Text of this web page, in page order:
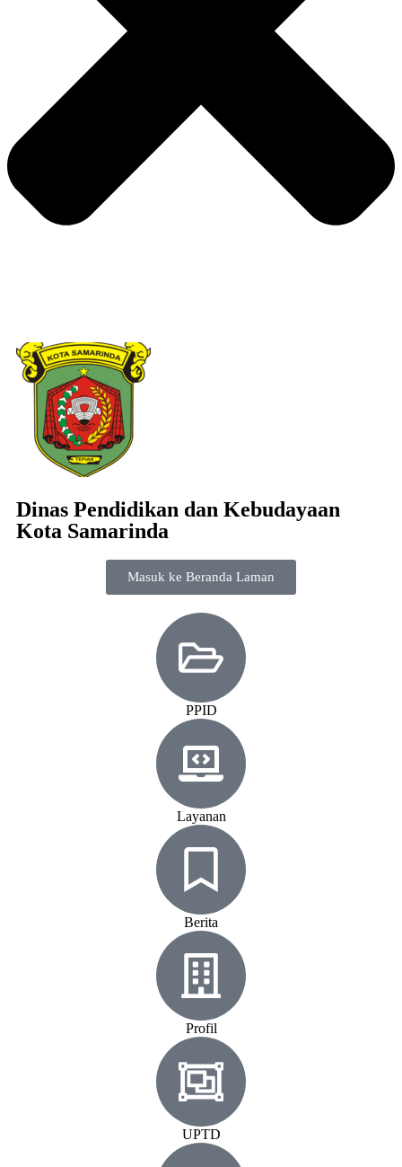
Dinas Pendidikan dan Kebudayaan
Kota Samarinda
Masuk ke Beranda Laman
PPID
Layanan
Berita
Profil
UPTD